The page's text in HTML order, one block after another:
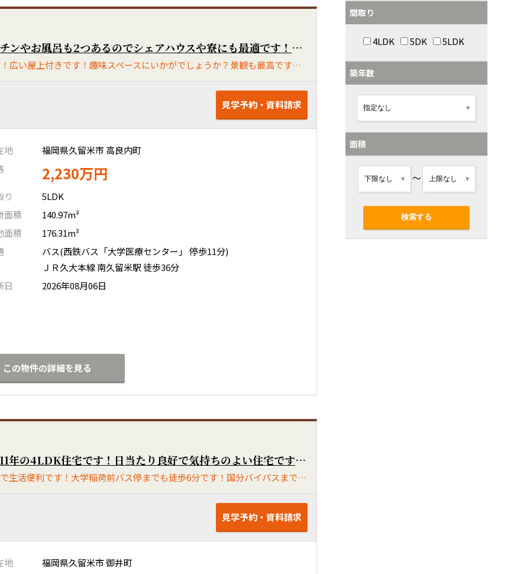
間取り
4LDK 5DK 5LDK
築年数
面積
～
レア物件・完全分離の二世帯住宅です！キッチンやお風呂も2つあるのでシェアハウスや寮にも最適です！玄関だけ共通でそれ以外・LDK、お風呂、洗面も全て２つあります！築14年の築浅住宅です！まだまだキレイです！
経済的なIHクッキングヒーター、オール電化住宅です！広い屋上付きです！趣味スペースにいかがでしょうか？景観も最高です！南道路で日当たり良好です！電気、水道のメーターも2つあり、料金も別になります！
見学予約・資料請求
地
福岡県久留米市 高良内町
2,230万円
り
5LDK
面積
140.97m²
面積
176.31m²
バス(西鉄バス「大学医療センター」 停歩11分)
ＪＲ久大本線 南久留米駅 徒歩36分
日
2026年08月06日
この物件の詳細を見る
手頃な価格と大きさです！まだまだ新しい築11年の4LDK住宅です！日当たり良好で気持ちのよい住宅です！住みやすい閑静な住宅街です！
スーパー・サニーまで9分、ファミリーマートまで6分で生活便利です！大学稲荷前バス停までも徒歩6分です！国分バイパスまでもすぐです！
見学予約・資料請求
地
福岡県久留米市 御井町